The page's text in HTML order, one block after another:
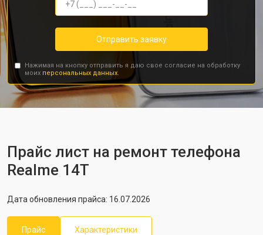
Отправить заявку
Нажимая на кнопку отправить я даю свое согласие на обработку
моих персональных данных.
Прайс лист на ремонт телефона
Realme 14T
Дата обновления прайса: 16.07.2026
Прайс Характеристики